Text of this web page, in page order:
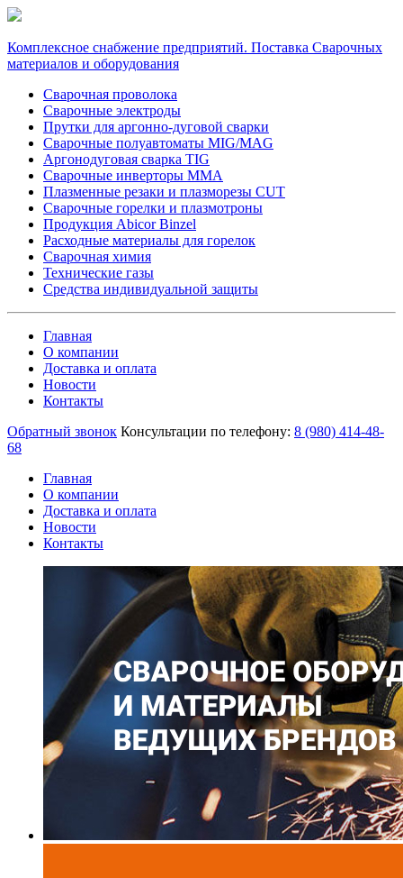
Комплексное снабжение предприятий. Поставка Сварочных
материалов и оборудования
Сварочная проволока
Сварочные электроды
Прутки для аргонно-дуговой сварки
Сварочные полуавтоматы MIG/MAG
Аргонодуговая сварка TIG
Сварочные инверторы MMA
Плазменные резаки и плазморезы CUT
Сварочные горелки и плазмотроны
Продукция Abicor Binzel
Расходные материалы для горелок
Сварочная химия
Технические газы
Средства индивидуальной защиты
Главная
О компании
Доставка и оплата
Новости
Контакты
Обратный звонок Консультации по телефону: 8 (980) 414-48-
68
Главная
О компании
Доставка и оплата
Новости
Контакты